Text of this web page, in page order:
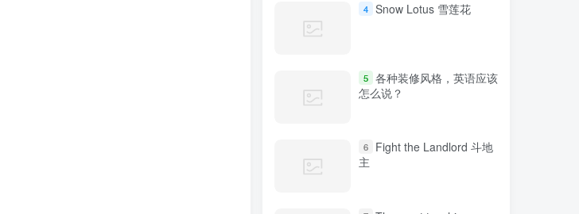
4 Snow Lotus 雪莲花
5 各种装修风格，英语应该
怎么说？
6
Fight the Landlord 斗地
主